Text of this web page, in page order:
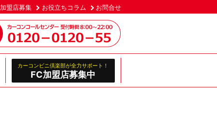
加盟店募集 お役立ちコラム お問合せ
カーコンビニ倶楽部が全力サポート！
FC加盟店募集中